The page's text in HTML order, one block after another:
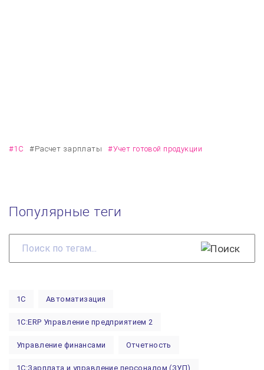
#1С #Расчет зарплаты #Учет готовой продукции
Популярные теги
1С Автоматизация
1С:ERP Управление предприятием 2
Управление финансами Отчетность
1С:Зарплата и управление персоналом (ЗУП)